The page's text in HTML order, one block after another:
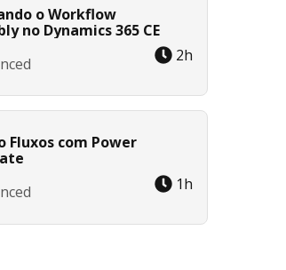
o Workflow
no Dynamics 365 CE
2h
Fluxos com Power
1h